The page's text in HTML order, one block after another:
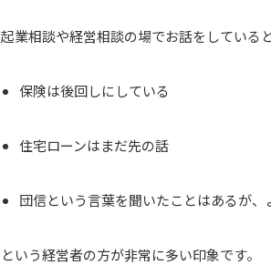
起業相談や経営相談の場でお話をしていると
保険は後回しにしている
住宅ローンはまだ先の話
団信という言葉を聞いたことはあるが、
という経営者の方が非常に多い印象です。